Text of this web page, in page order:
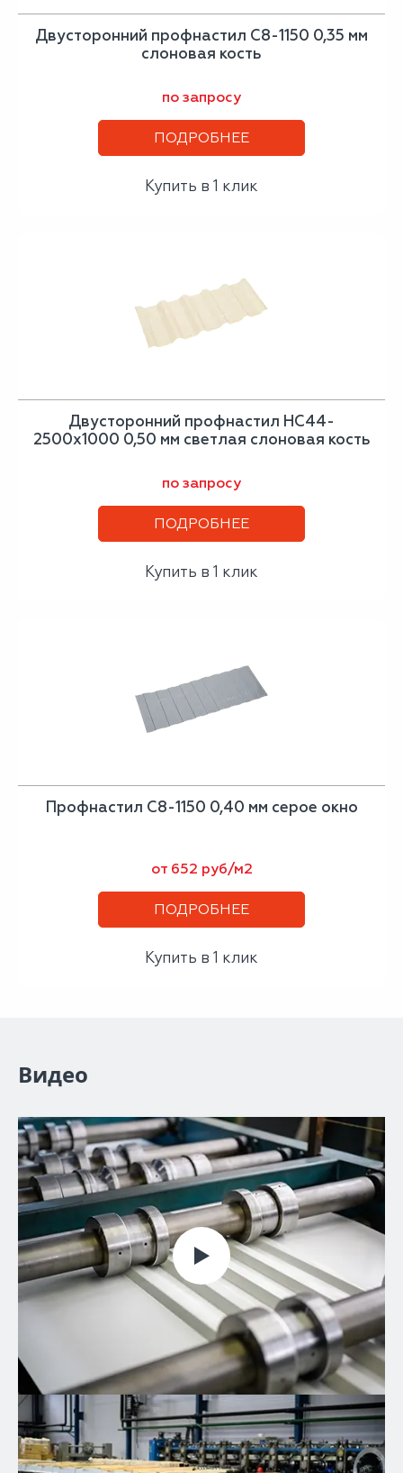
Двусторонний профнастил С8-1150 0,35 мм
слоновая кость
по запросу
ПОДРОБНЕЕ
Купить в 1 клик
Двусторонний профнастил НС44-
2500х1000 0,50 мм светлая слоновая кость
по запросу
ПОДРОБНЕЕ
Купить в 1 клик
Профнастил С8-1150 0,40 мм серое окно
от 652 руб/м2
ПОДРОБНЕЕ
Купить в 1 клик
Видео